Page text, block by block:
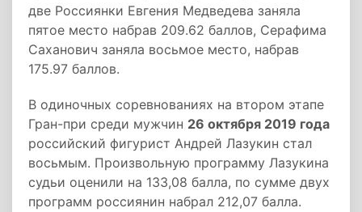
две Россиянки Евгения Медведева заняла
пятое место набрав 209.62 баллов, Серафима
Саханович заняла восьмое место, набрав
175.97 баллов.
В одиночных соревнованиях на втором этапе
Гран-при среди мужчин 26 октября 2019 года
российский фигурист Андрей Лазукин стал
восьмым. Произвольную программу Лазукина
судьи оценили на 133,08 балла, по сумме двух
программ россиянин набрал 212,07 балла.